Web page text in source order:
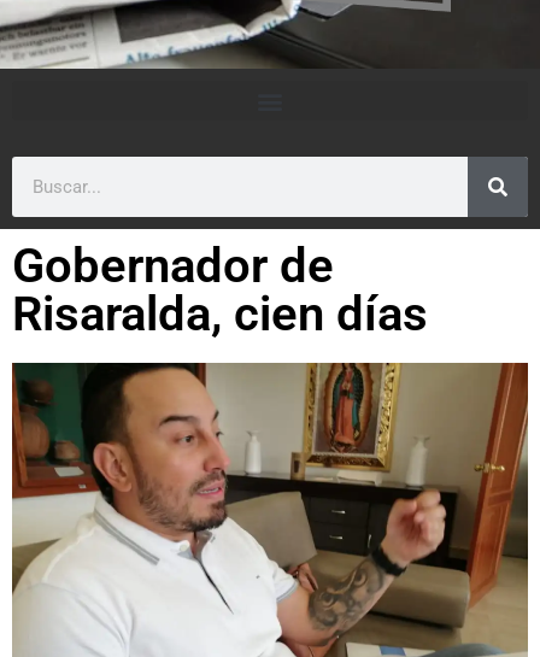
Gobernador de
Risaralda, cien días